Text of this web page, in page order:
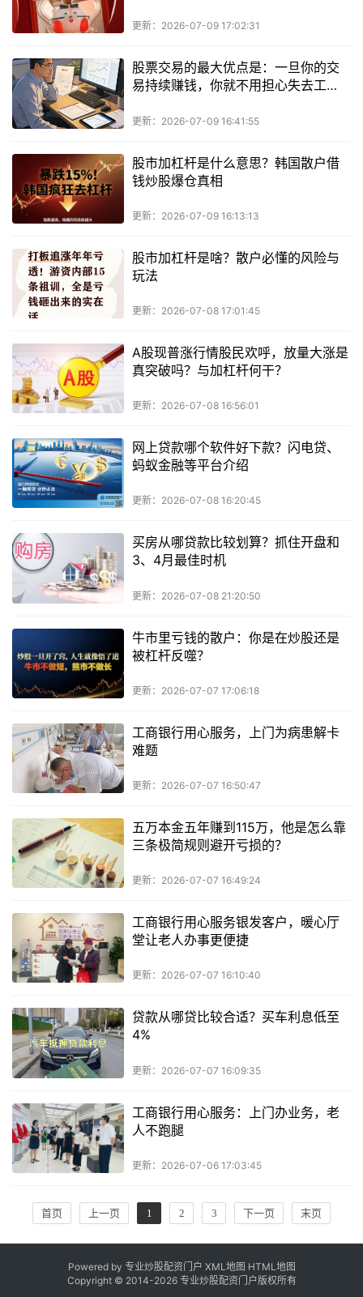
更新：2026-07-09 17:02:31
股票交易的最大优点是：一旦你的交
易持续赚钱，你就不用担心失去工
更新：2026-07-09 16:41:55
股市加杠杆是什么意思？韩国散户借
钱炒股爆仓真相
更新：2026-07-09 16:13:13
股市加杠杆是啥？散户必懂的风险与
玩法
更新：2026-07-08 17:01:45
A股现普涨行情股民欢呼，放量大涨是
真突破吗？与加杠杆何干？
更新：2026-07-08 16:56:01
网上贷款哪个软件好下款？闪电贷、
蚂蚁金融等平台介绍
更新：2026-07-08 16:20:45
买房从哪贷款比较划算？抓住开盘和
3、4月最佳时机
更新：2026-07-08 21:20:50
牛市里亏钱的散户：你是在炒股还是
被杠杆反噬？
更新：2026-07-07 17:06:18
工商银行用心服务，上门为病患解卡
难题
更新：2026-07-07 16:50:47
五万本金五年赚到115万，他是怎么靠
三条极简规则避开亏损的？
更新：2026-07-07 16:49:24
工商银行用心服务银发客户，暖心厅
堂让老人办事更便捷
更新：2026-07-07 16:10:40
贷款从哪贷比较合适？买车利息低至
4%
更新：2026-07-07 16:09:35
工商银行用心服务：上门办业务，老
人不跑腿
更新：2026-07-06 17:03:45
首页 上一页 1 2 3 下一页 末页
Powered by 专业炒股配资门户 XML地图 HTML地图
Copyright © 2014-2026 专业炒股配资门户版权所有